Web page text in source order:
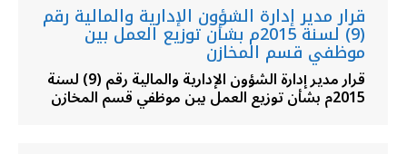
قرار مدير إدارة الشؤون الإدارية والمالية رقم
(9) لسنة 2015م بشأن توزيع العمل بين
موظفي قسم المخازن
قرار مدير إدارة الشؤون الإدارية والمالية رقم (9) لسنة
2015م بشأن توزيع العمل بين موظفي قسم المخازن